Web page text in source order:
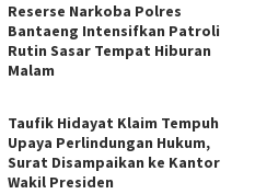
Reserse Narkoba Polres
Bantaeng Intensifkan Patroli
Rutin Sasar Tempat Hiburan
Malam
Taufik Hidayat Klaim Tempuh
Upaya Perlindungan Hukum,
Surat Disampaikan ke Kantor
Wakil Presiden